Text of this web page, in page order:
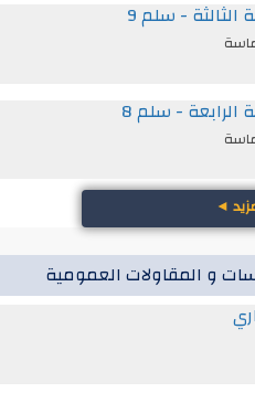
- سلم 9
- سلم 8
◄
و المقاولات العمومية